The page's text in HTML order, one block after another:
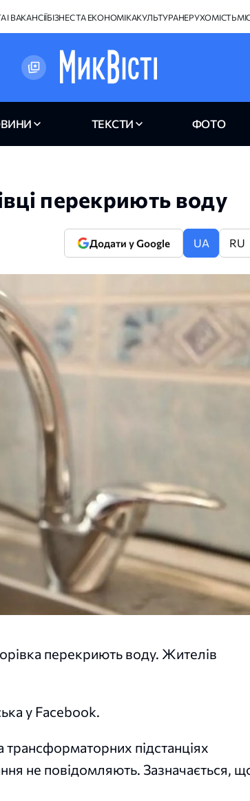
І ВАКАНСІЇБІЗНЕС ТА ЕКОНОМІКАКУЛЬТУРАНЕРУХОМІСТЬ
ТЕКСТИ ФОТО
перекриють воду
Додати у Google UA RU
перекриють воду. Жителів
у Facebook.
підстанціях
не повідомляють. Зазначається,